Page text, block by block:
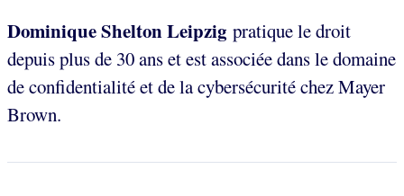
Dominique Shelton Leipzig pratique le droit
depuis plus de 30 ans et est associée dans le domaine
de confidentialité et de la cybersécurité chez Mayer
Brown.